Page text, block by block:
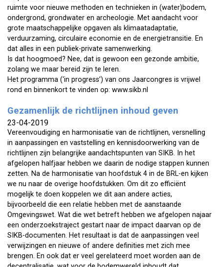
ruimte voor nieuwe methoden en technieken in (water)bodem,
ondergrond, grondwater en archeologie. Met aandacht voor
grote maatschappelijke opgaven als klimaatadaptatie,
verduurzaming, circulaire economie en de energietransitie. En
dat alles in een publiek-private samenwerking.
Is dat hoogmoed? Nee, dat is gewoon een gezonde ambitie,
zolang we maar bereid zijn te leren.
Het programma (‘in progress’) van ons Jaarcongres is vrijwel
rond en binnenkort te vinden op: www.sikb.nl
Gezamenlijk de richtlijnen inhoud geven
23-04-2019
Vereenvoudiging en harmonisatie van de richtlijnen, versnelling
in aanpassingen en vaststelling en kennisdoorwerking van de
richtlijnen zijn belangrijke aandachtspunten van SIKB. In het
afgelopen halfjaar hebben we daarin de nodige stappen kunnen
zetten. Na de harmonisatie van hoofdstuk 4 in de BRL-en kijken
we nu naar de overige hoofdstukken. Om dit zo efficiënt
mogelijk te doen koppelen we dit aan andere acties,
bijvoorbeeld die een relatie hebben met de aanstaande
Omgevingswet. Wat die wet betreft hebben we afgelopen najaar
een onderzoekstraject gestart naar de impact daarvan op de
SIKB-documenten. Het resultaat is dat de aanpassingen veel
verwijzingen en nieuwe of andere definities met zich mee
brengen. En ook dat er veel gerelateerd moet worden aan de